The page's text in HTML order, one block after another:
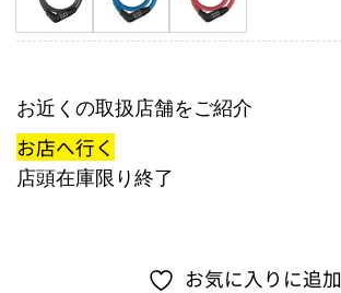
お近くの取扱店舗をご紹介
お店へ行く
店頭在庫限り終了
お気に入りに追加